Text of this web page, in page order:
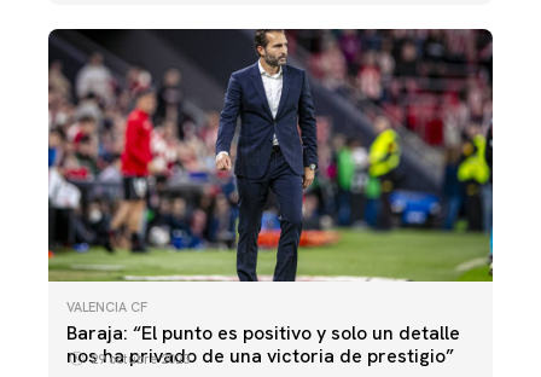
VALENCIA CF
Baraja: “El punto es positivo y solo un detalle
nos ha privado de una victoria de prestigio”
29 octubre 2023